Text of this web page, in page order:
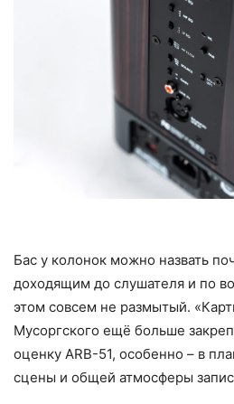
Бас у колонок можно назвать
доходящим до слушателя и по
этом совсем не размытый.
Мусоргского ещё больше
оценку ARB-51, особенно – в
сцены и общей атмосферы